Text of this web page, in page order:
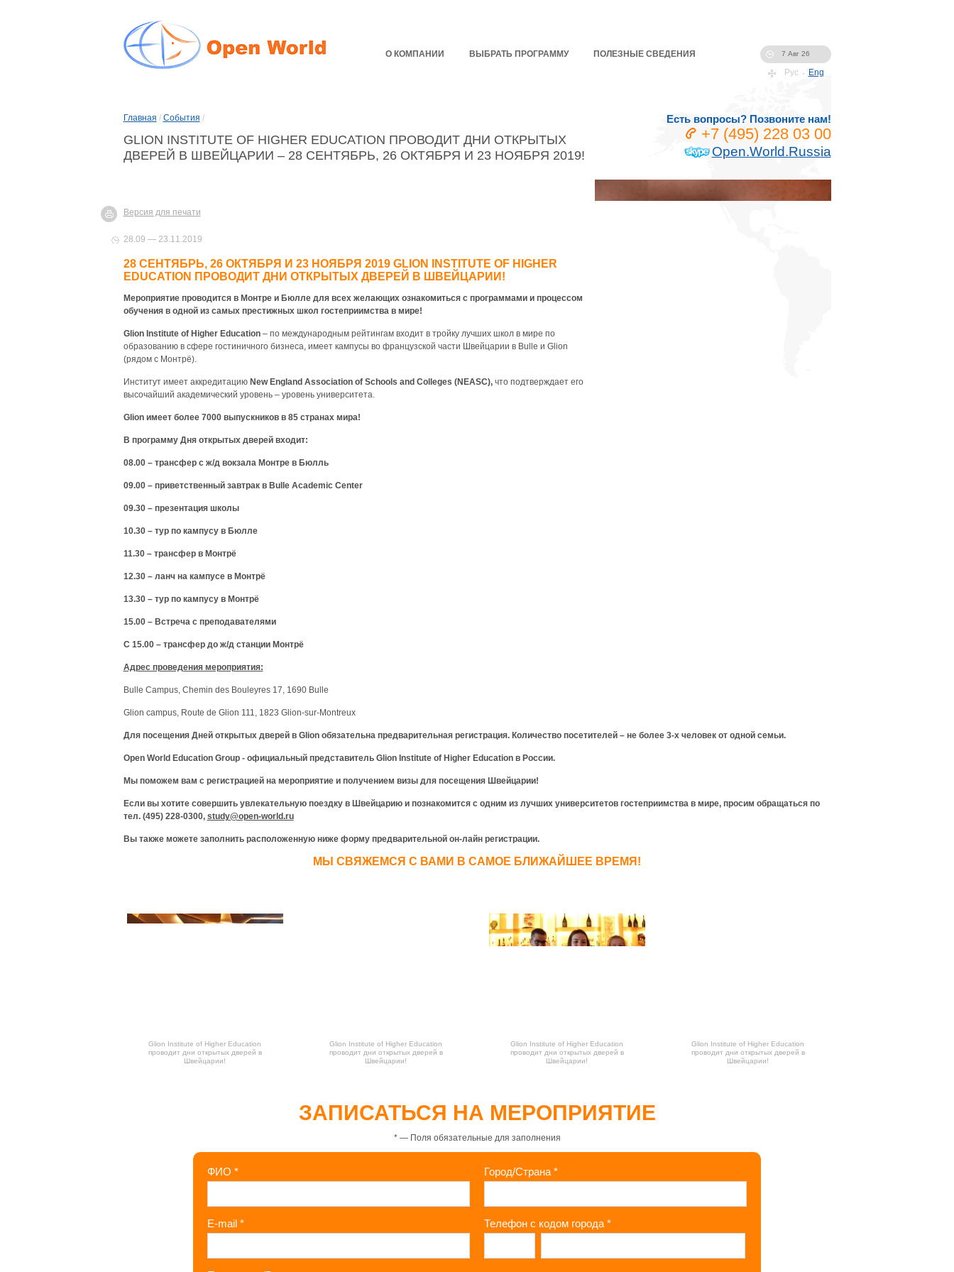
7 Авг 26
Рус Eng
О КОМПАНИИ ВЫБРАТЬ ПРОГРАММУ ПОЛЕЗНЫЕ СВЕДЕНИЯ
Есть вопросы? Позвоните нам!
+7 (495) 228 03 00
Open.World.Russia
Главная / События /
GLION INSTITUTE OF HIGHER EDUCATION ПРОВОДИТ ДНИ ОТКРЫТЫХ
ДВЕРЕЙ В ШВЕЙЦАРИИ – 28 СЕНТЯБРЬ, 26 ОКТЯБРЯ И 23 НОЯБРЯ 2019!
Версия для печати
28.09 — 23.11.2019
28 СЕНТЯБРЬ, 26 ОКТЯБРЯ И 23 НОЯБРЯ 2019 GLION INSTITUTE OF HIGHER
EDUCATION ПРОВОДИТ ДНИ ОТКРЫТЫХ ДВЕРЕЙ В ШВЕЙЦАРИИ!
Мероприятие проводится в Монтре и Бюлле для всех желающих ознакомиться с программами и процессом
обучения в одной из самых престижных школ гостеприимства в мире!
Glion Institute of Higher Education– по международным рейтингам входит в тройку лучших школ в мире по
образованию в сфере гостиничного бизнеса, имеет кампусы во французской части Швейцарии в Bulle и Glion
(рядом с Монтрё).
Институт имеет аккредитацию New England Association of Schools and Colleges (NEASC),что подтверждает его
высочайший академический уровень – уровень университета.
Glionимеет более 7000 выпускников в 85 странах мира!
В программу Дня открытых дверей входит:
08.00 – трансфер с ж/д вокзала Монтре в Бюлль
09.00 – приветственный завтрак в Bulle Academic Center
09.30 – презентация школы
10.30 – тур по кампусу в Бюлле
11.30 – трансфер в Монтрё
12.30 – ланч на кампусе в Монтрё
13.30 – тур по кампусу в Монтрё
15.00 – Встреча с преподавателями
C 15.00 – трансфер до ж/д станции Монтрё
Адрес проведения мероприятия:
Bulle Campus, Chemin des Bouleyres 17, 1690 Bulle
Glion campus, Route de Glion 111, 1823 Glion-sur-Montreux
Для посещения Дней открытых дверей в Glionобязательна предварительная регистрация. Количество посетителей – не более 3-х человек от одной семьи.
Open World Education Group - официальный представитель Glion Institute of Higher Education в России.
Мы поможем вам с регистрацией на мероприятие и получением визы для посещения Швейцарии!
Если вы хотите совершить увлекательную поездку в Швейцарию и познакомится с одним из лучших университетов гостеприимства в мире, просим обращаться по
тел. (495) 228-0300, study@open-world.ru
Вы также можете заполнить расположенную ниже форму предварительной он-лайн регистрации.
МЫ СВЯЖЕМСЯ С ВАМИ В САМОЕ БЛИЖАЙШЕЕ ВРЕМЯ!
Glion Institute of Higher Education
проводит дни открытых дверей в
Швейцарии!
Glion Institute of Higher Education
проводит дни открытых дверей в
Швейцарии!
Glion Institute of Higher Education
проводит дни открытых дверей в
Швейцарии!
Glion Institute of Higher Education
проводит дни открытых дверей в
Швейцарии!
ЗАПИСАТЬСЯ НА МЕРОПРИЯТИЕ
*— Поля обязательные для заполнения
ФИО * Город/Страна *
E-mail * Телефон с кодом города *